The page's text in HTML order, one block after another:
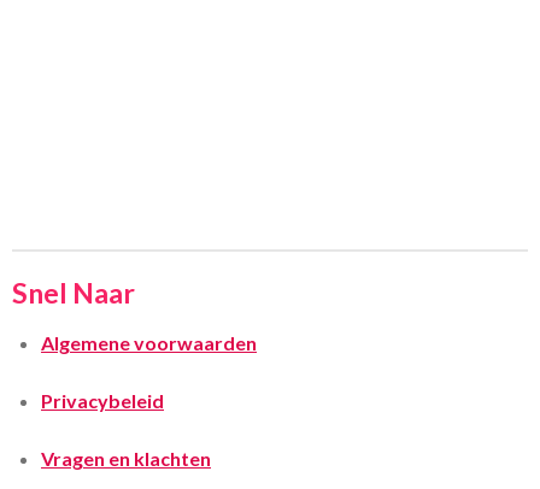
Snel Naar
Algemene voorwaarden
Privacybeleid
Vragen en klachten